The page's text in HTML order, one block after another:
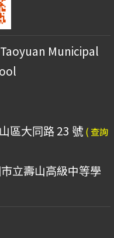
Municipal
區大同路 23 號 ( 查詢
立壽山高級中等學